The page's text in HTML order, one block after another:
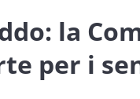
la
per i